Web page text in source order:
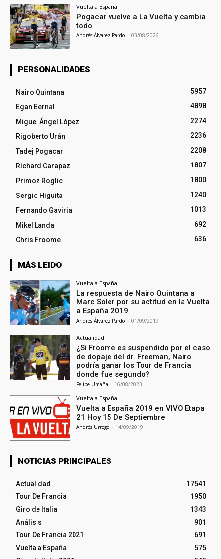
Vuelta a España
Pogacar vuelve a La Vuelta y cambia
todo
Andrés Álvarez Pardo - 03/08/2026
PERSONALIDADES
Nairo Quintana
5957
Egan Bernal
4898
Miguel Ángel López
2274
Rigoberto Urán
2236
Tadej Pogacar
2208
Richard Carapaz
1807
Primoz Roglic
1800
Sergio Higuita
1240
Fernando Gaviria
1013
Mikel Landa
692
Chris Froome
636
MÁS LEIDO
Vuelta a España
La respuesta de Nairo Quintana a
Marc Soler por su actitud en la Vuelta
a España 2019
Andrés Álvarez Pardo - 01/09/2019
Actualidad
¿Si Froome es suspendido por el caso
de dopaje del dr. Freeman, Nairo
podría ganar los Tour de Francia
donde fue segundo?
Felipe Umaña - 16/08/2023
Vuelta a España
Vuelta a España 2019 en VIVO Etapa
21 Hoy 15 De Septiembre
Andrés Urrego - 14/09/2019
NOTICIAS PRINCIPALES
Actualidad
17541
Tour De Francia
1950
Giro de Italia
1343
Análisis
901
Tour De Francia 2021
691
Vuelta a España
575